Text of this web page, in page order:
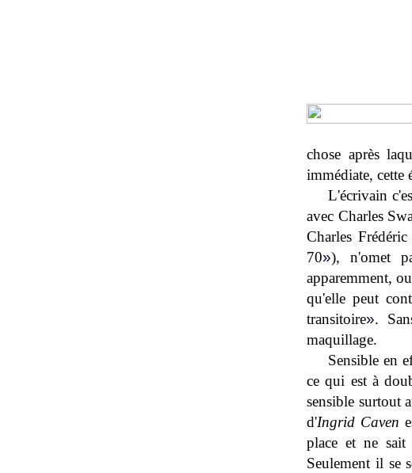
chose après
immédiate, cette
L'écrivain
avec Charles
Charles
70»), n'omet
apparemment,
qu'elle peut
transitoire».
maquillage.
Sensible en
ce qui est à
sensible surtout
d'Ingrid Caven
place et ne
Seulement il se